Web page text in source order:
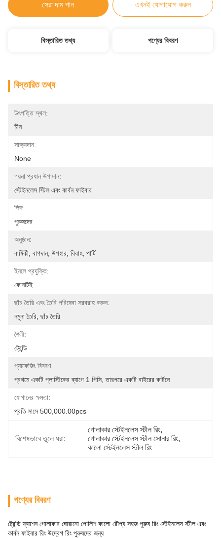
সেরা দাম পান এখনই যোগাযোগ করুন
বিস্তারিত তথ্য পণ্যের বিবরণ
বিস্তারিত তথ্য
উৎপত্তি স্থল:
চীন
সাক্ষ্যদান:
None
গয়না প্রধান উপাদান:
স্টেইনলেস স্টিল এবং কার্বন ফাইবার
লিঙ্গ:
পুরুষদের
অনুষ্ঠান:
বার্ষিকী, বাগদান, উপহার, বিবাহ, পার্টি
ইনলে প্রযুক্তি:
কোনটিই
ছাঁচ তৈরি এবং তৈরি পরিষেবা সরবরাহ করুন:
নমুনা তৈরি, ছাঁচ তৈরি
শৈলী:
ট্রেন্ডি
প্যাকেজিং বিবরণ:
প্রথমে একটি প্লাস্টিকের ব্যাগে 1 পিসি, তারপরে একটি বাইরের কার্টনে
যোগানের ক্ষমতা:
প্রতি মাসে 500,000.00pcs
বিশেষভাবে তুলে ধরা:
গোলাকার স্টেইনলেস স্টীল রিং,
গোলাকার স্টেইনলেস স্টীল সোনার রিং,
কালো স্টেইনলেস স্টীল রিং
পণ্যের বিবরণ
ট্রেন্ডি ফ্যাশন গোলাকার ঘোরানো পোলিশ কালো রৌপ্য সহজ পুরুষ রিং স্টেইনলেস স্টীল এবং
কার্বন ফাইবার রিং উদ্বেগ রিং পুরুষদের জন্য